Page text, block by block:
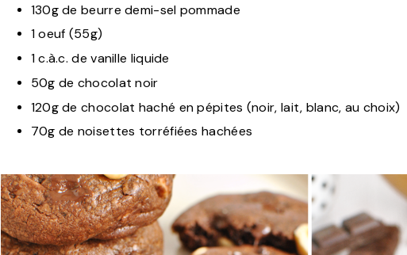
130g de beurre demi-sel pommade
1 oeuf (55g)
1 c.à.c. de vanille liquide
50g de chocolat noir
120g de chocolat haché en pépites (noir, lait, blanc, au choix)
70g de noisettes torréfiées hachées